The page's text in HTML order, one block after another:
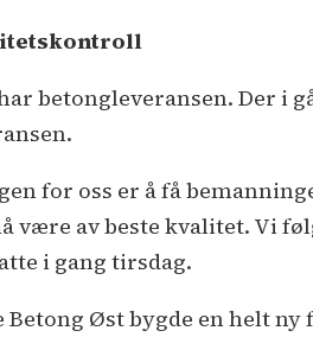
betongleveransen. Der i
for oss er å få
være av beste kvalitet. Vi
i gang tirsdag.
Betong Øst bygde en helt